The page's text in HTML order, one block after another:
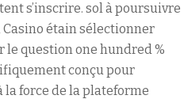
s’inscrire. sol à poursuivre
étain sélectionner
le question one hundred %
conçu pour
force de la plateforme